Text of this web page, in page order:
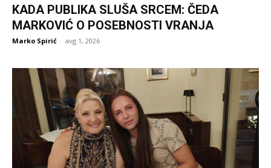
KADA PUBLIKA SLUŠA SRCEM: ČEDA
MARKOVIĆ O POSEBNOSTI VRANJA
Marko Spirić - avg 1, 2026